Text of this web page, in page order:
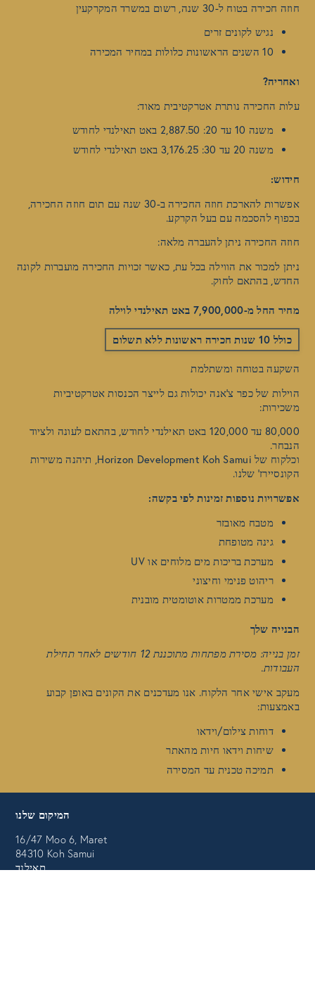
חוזה חכירה בטוח ל-30 שנה, רשום במשרד המקרקעין
נגיש לקונים זרים
10 השנים הראשונות כלולות במחיר המכירה
ואחריה?
עלות החכירה נותרת אטרקטיבית מאוד:
משנה 10 עד 20: 2,887.50 באט תאילנדי לחודש
משנה 20 עד 30: 3,176.25 באט תאילנדי לחודש
חידוש:
אפשרות להארכת חוזה החכירה ב-30 שנה עם תום חוזה החכירה,
בכפוף להסכמה עם בעל הקרקע.
חוזה החכירה ניתן להעברה מלאה:
ניתן למכור את הווילה בכל עת, כאשר זכויות החכירה מועברות לקונה
החדש, בהתאם לחוק.
מחיר החל מ-7,900,000 באט תאילנדי לוילה
כולל 10 שנות חכירה ראשונות ללא תשלום
השקעה בטוחה ומשתלמת
הוילות של כפר צ'אנה יכולות גם לייצר הכנסות אטרקטיביות
משכירות:
80,000 עד 120,000 באט תאילנדי לחודש, בהתאם לעונה ולציוד
הנבחר.
וכלקוח של Horizon Development Koh Samui, תיהנה משירות
הקונסיירז' שלנו.
אפשרויות נוספות זמינות לפי בקשה:
מטבח מאובזר
גינה מטופחת
מערכת בריכות מים מלוחים או UV
ריהוט פנימי וחיצוני
מערכת ממטרות אוטומטית מובנית
הבנייה שלך
זמן בנייה: מסירת מפתחות מתוכננת 12 חודשים לאחר תחילת
העבודות.
מעקב אישי אחר הלקוח. אנו מעדכנים את הקונים באופן קבוע
באמצעות:
דוחות צילום/וידאו
שיחות וידאו חיות מהאתר
תמיכה טכנית עד המסירה
המיקום שלנו
16/47 Moo 6, Maret
84310 Koh Samui
תאילנד